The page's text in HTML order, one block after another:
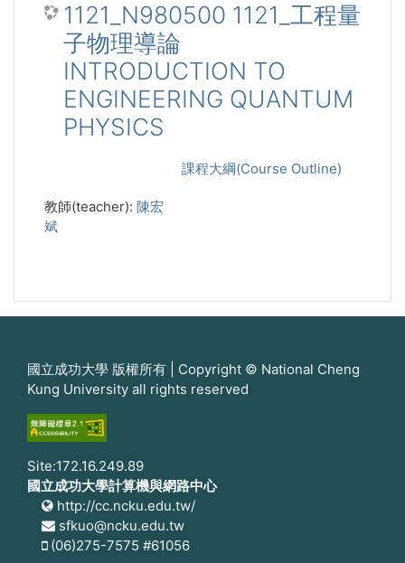
1121_N980500 1121_工程量
子物理導論
INTRODUCTION TO
ENGINEERING QUANTUM
PHYSICS
課程大綱(Course Outline)
教師(teacher): 陳宏
斌
國立成功大學 版權所有 | Copyright © National Cheng
Kung University all rights reserved
Site:172.16.249.89
國立成功大學計算機與網路中心
http://cc.ncku.edu.tw/
sfkuo@ncku.edu.tw
(06)275-7575 #61056